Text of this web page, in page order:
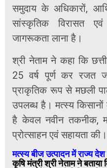
समुदाय के अधिकारों,
सांस्कृतिक विरासत
जागरूकता लाना है।
श्री नेताम ने कहा कि
25 वर्ष पूर्ण कर रजत
प्राकृतिक रूप से मछली
उपलब्ध है। मत्स्य
है केवल नवीन तकनीक,
प्रोत्साहन एवं सहायता की।
मत्स्य बीज उत्पादन में राज्य
कृषि मंत्री श्री नेताम ने बताया